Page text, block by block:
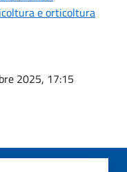
e orticoltura
2025, 17:15